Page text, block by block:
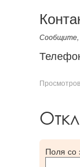
Сообщите,
Поля со